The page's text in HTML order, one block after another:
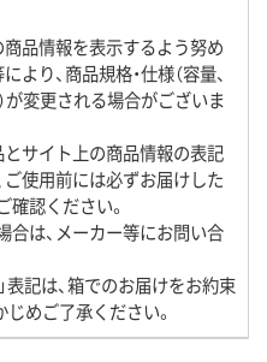
品情報を表示するよう努め
り、商品規格・仕様（容量、
が変更される場合がございま
とサイト上の商品情報の表記
使用前には必ずお届けした
認ください。
合は、メーカー等にお問い合
表記は、箱でのお届けをお約束
めご了承ください。